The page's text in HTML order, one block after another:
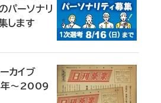
ーソナリ
します
カイブ
～2009